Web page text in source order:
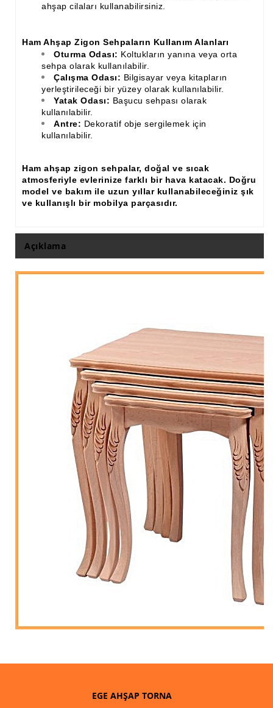
ahşap cilaları kullanabilirsiniz.
Ham Ahşap Zigon Sehpaların Kullanım Alanları
Oturma Odası: Koltukların yanına veya orta
sehpa olarak kullanılabilir.
Çalışma Odası: Bilgisayar veya kitapların
yerleştirileceği bir yüzey olarak kullanılabilir.
Yatak Odası: Başucu sehpası olarak
kullanılabilir.
Antre: Dekoratif obje sergilemek için
kullanılabilir.
Ham ahşap zigon sehpalar, doğal ve sıcak
atmosferiyle evlerinize farklı bir hava katacak. Doğru
model ve bakım ile uzun yıllar kullanabileceğiniz şık
ve kullanışlı bir mobilya parçasıdır.
Açıklama
EGE AHŞAP TORNA